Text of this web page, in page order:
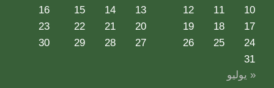
10
11
12
13
14
15
16
17
18
19
20
21
22
23
24
25
26
27
28
29
30
31
« يوليو